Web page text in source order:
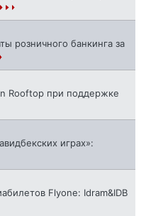
розничного банкинга за
Rooftop при поддержке
играх»:
Flyone: Idram&IDB